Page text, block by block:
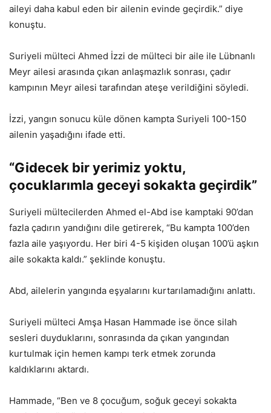
aileyi daha kabul eden bir ailenin evinde geçirdik.” diye
konuştu.
Suriyeli mülteci Ahmed İzzi de mülteci bir aile ile Lübnanlı
Meyr ailesi arasında çıkan anlaşmazlık sonrası, çadır
kampının Meyr ailesi tarafından ateşe verildiğini söyledi.
İzzi, yangın sonucu küle dönen kampta Suriyeli 100-150
ailenin yaşadığını ifade etti.
“Gidecek bir yerimiz yoktu,
çocuklarımla geceyi sokakta geçirdik”
Suriyeli mültecilerden Ahmed el-Abd ise kamptaki 90’dan
fazla çadırın yandığını dile getirerek, “Bu kampta 100’den
fazla aile yaşıyordu. Her biri 4-5 kişiden oluşan 100’ü aşkın
aile sokakta kaldı.” şeklinde konuştu.
Abd, ailelerin yangında eşyalarını kurtarılamadığını anlattı.
Suriyeli mülteci Amşa Hasan Hammade ise önce silah
sesleri duyduklarını, sonrasında da çıkan yangından
kurtulmak için hemen kampı terk etmek zorunda
kaldıklarını aktardı.
Hammade, “Ben ve 8 çocuğum, soğuk geceyi sokakta